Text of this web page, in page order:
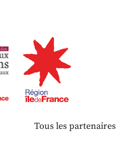
Tous les partenaires